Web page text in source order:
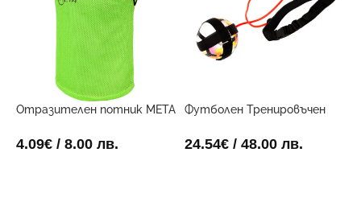
Отразителен потник META
4.09€ / 8.00 лв.
Футболен Тренировъчен
24.54€/ 48.00 лв.